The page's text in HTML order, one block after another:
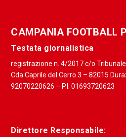
CAMPANIA FOOTBALL
Testata giornalistica
registrazione n. 4/2017 c/o
Cda Caprile del Cerro 3 – 82015
92070220626 – P.I. 01693720623
Direttore Responsabile: